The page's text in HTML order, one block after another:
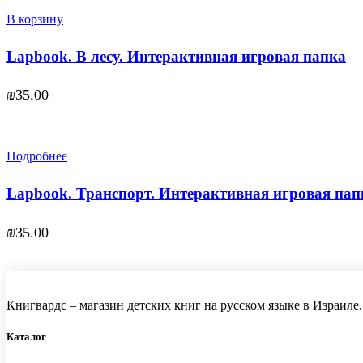
В корзину
Lapbook. В лесу. Интерактивная игровая папка
₪35.00
Подробнее
Lapbook. Транспорт. Интерактивная игровая
₪35.00
Книгвардс – магазин детских книг на русском языке в Израиле.
Каталог